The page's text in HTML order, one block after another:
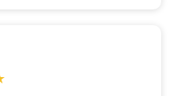
смог убедиться в
изделия. На
что